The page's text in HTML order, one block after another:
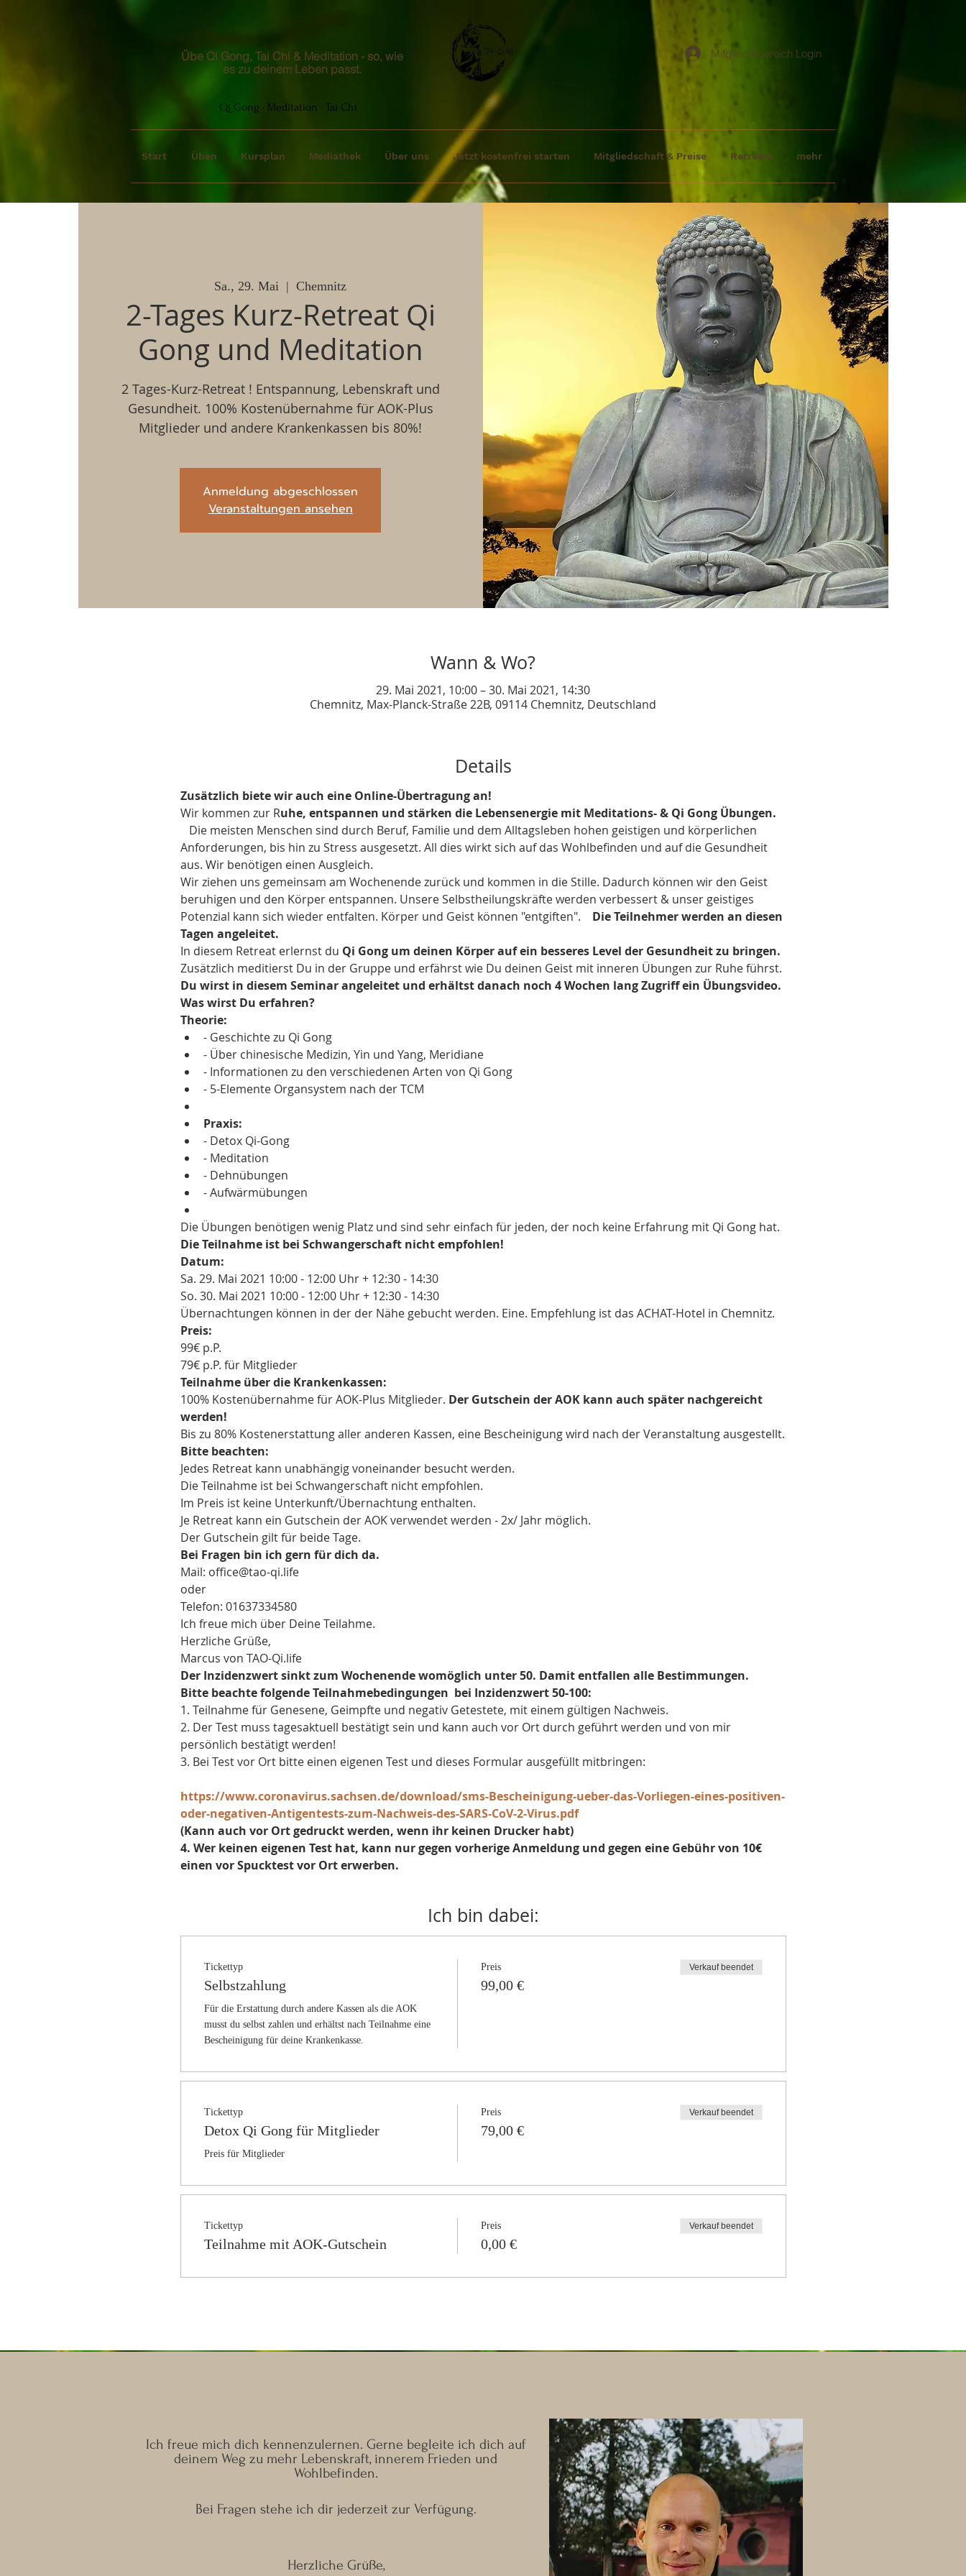
Übe Qi Gong, Tai Chi & Meditation - so, wie
es zu deinem Leben passt.
Mitgliederbereich Login
Qi Gong · Meditation · Tai Chi
Start Üben Kursplan Mediathek Über uns Jetzt kostenfrei starten Mitgliedschaft & Preise Retreats mehr
Sa., 29. Mai
  |
Chemnitz
2-Tages Kurz-Retreat Qi
Gong und Meditation
2 Tages-Kurz-Retreat ! Entspannung, Lebenskraft und
Gesundheit. 100% Kostenübernahme für AOK-Plus
Mitglieder und andere Krankenkassen bis 80%!
Anmeldung abgeschlossen
Veranstaltungen ansehen
Wann & Wo?
29. Mai 2021, 10:00 – 30. Mai 2021, 14:30
Chemnitz, Max-Planck-Straße 22B, 09114 Chemnitz, Deutschland
Details
Zusätzlich biete wir auch eine Online-Übertragung an!
Wir kommen zur Ruhe, entspannen und stärken die Lebensenergie mit Meditations- & Qi Gong Übungen.
Die meisten Menschen sind durch Beruf, Familie und dem Alltagsleben hohen geistigen und körperlichen
Anforderungen, bis hin zu Stress ausgesetzt. All dies wirkt sich auf das Wohlbefinden und auf die Gesundheit
aus. Wir benötigen einen Ausgleich.
Wir ziehen uns gemeinsam am Wochenende zurück und kommen in die Stille. Dadurch können wir den Geist
beruhigen und den Körper entspannen. Unsere Selbstheilungskräfte werden verbessert & unser geistiges
Potenzial kann sich wieder entfalten. Körper und Geist können "entgiften". Die Teilnehmer werden an diesen
Tagen angeleitet.
In diesem Retreat erlernst du Qi Gong um deinen Körper auf ein besseres Level der Gesundheit zu bringen.
Zusätzlich meditierst Du in der Gruppe und erfährst wie Du deinen Geist mit inneren Übungen zur Ruhe führst.
Du wirst in diesem Seminar angeleitet und erhältst danach noch 4 Wochen lang Zugriff ein Übungsvideo.
Was wirst Du erfahren?
Theorie:
- Geschichte zu Qi Gong
- Über chinesische Medizin, Yin und Yang, Meridiane
- Informationen zu den verschiedenen Arten von Qi Gong
- 5-Elemente Organsystem nach der TCM
Praxis:
- Detox Qi-Gong
- Meditation
- Dehnübungen
- Aufwärmübungen
Die Übungen benötigen wenig Platz und sind sehr einfach für jeden, der noch keine Erfahrung mit Qi Gong hat.
Die Teilnahme ist bei Schwangerschaft nicht empfohlen!
Datum:
Sa. 29. Mai 2021 10:00 - 12:00 Uhr + 12:30 - 14:30
So. 30. Mai 2021 10:00 - 12:00 Uhr + 12:30 - 14:30
Übernachtungen können in der der Nähe gebucht werden. Eine. Empfehlung ist das ACHAT-Hotel in Chemnitz.
Preis:
99€ p.P.
79€ p.P. für Mitglieder
Teilnahme über die Krankenkassen:
100% Kostenübernahme für AOK-Plus Mitglieder. Der Gutschein der AOK kann auch später nachgereicht
werden!
Bis zu 80% Kostenerstattung aller anderen Kassen, eine Bescheinigung wird nach der Veranstaltung ausgestellt.
Bitte beachten:
Jedes Retreat kann unabhängig voneinander besucht werden.
Die Teilnahme ist bei Schwangerschaft nicht empfohlen.
Im Preis ist keine Unterkunft/Übernachtung enthalten.
Je Retreat kann ein Gutschein der AOK verwendet werden - 2x/ Jahr möglich.
Der Gutschein gilt für beide Tage.
Bei Fragen bin ich gern für dich da.
Mail: office@tao-qi.life
oder
Telefon: 01637334580
Ich freue mich über Deine Teilahme.
Herzliche Grüße,
Marcus von TAO-Qi.life
Der Inzidenzwert sinkt zum Wochenende womöglich unter 50. Damit entfallen alle Bestimmungen.
Bitte beachte folgende Teilnahmebedingungen  bei Inzidenzwert 50-100:
1. Teilnahme für Genesene, Geimpfte und negativ Getestete, mit einem gültigen Nachweis.
2. Der Test muss tagesaktuell bestätigt sein und kann auch vor Ort durch geführt werden und von mir
persönlich bestätigt werden!
​3. Bei Test vor Ort bitte einen eigenen Test und dieses Formular ausgefüllt mitbringen:
https://www.coronavirus.sachsen.de/download/sms-Bescheinigung-ueber-das-Vorliegen-eines-positiven-
oder-negativen-Antigentests-zum-Nachweis-des-SARS-CoV-2-Virus.pdf
​(Kann auch vor Ort gedruckt werden, wenn ihr keinen Drucker habt)
4. Wer keinen eigenen Test hat, kann nur gegen vorherige Anmeldung und gegen eine Gebühr von 10€
einen vor Spucktest vor Ort erwerben.
Ich bin dabei:
Tickettyp
Selbstzahlung
Für die Erstattung durch andere Kassen als die AOK
musst du selbst zahlen und erhältst nach Teilnahme eine
Bescheinigung für deine Krankenkasse.
Preis
99,00 €
Verkauf beendet
Tickettyp
Detox Qi Gong für Mitglieder
Preis für Mitglieder
Preis
79,00 €
Verkauf beendet
Tickettyp
Teilnahme mit AOK-Gutschein
Preis
0,00 €
Verkauf beendet
Ich freue mich dich kennenzulernen. Gerne begleite ich dich auf
deinem Weg zu mehr Lebenskraft, innerem Frieden und
Wohlbefinden.
Bei Fragen stehe ich dir jederzeit zur Verfügung.
Herzliche Grüße,